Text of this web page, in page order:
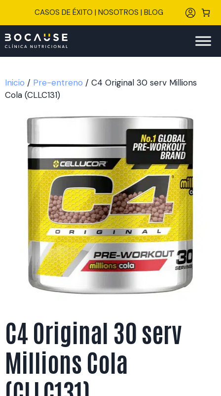
CASOS DE ÉXITO | NOSOTROS | BLOG
Inicio / Pre-entreno / C4 Original 30 serv Millions
Cola (CLLC131)
C4 Original 30 serv
Millions Cola